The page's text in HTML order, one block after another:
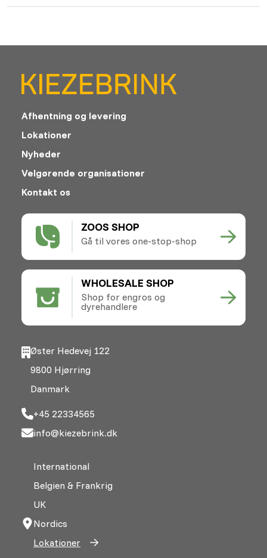
ZOOS SHOP
Gå til vores one-stop-shop
WHOLESALE SHOP
Shop for engros og
dyrehandlere
Afhentning og levering
Lokationer
Nyheder
Velgørende organisationer
Kontakt os
Øster Hedevej 122
9800 Hjørring
Danmark
+45 22334565
info@kiezebrink.dk
International
Belgien & Frankrig
UK
Nordics
Lokationer